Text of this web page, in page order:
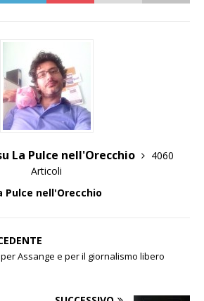
La Pulce nell'Orecchio
4060
Articoli
Pulce nell'Orecchio
Assange e per il giornalismo libero